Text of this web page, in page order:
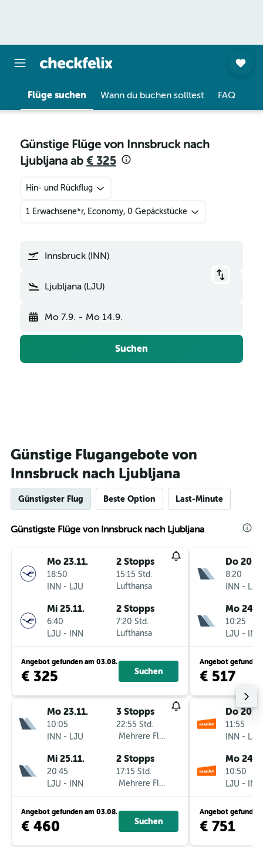
Flüge suchen Wann du buchen solltest FAQ
Günstige Flüge von Innsbruck nach
Ljubljana ab € 325
Hin- und Rückflug
1 Erwachsene*r, Economy, 0 Gepäckstücke
Innsbruck (INN)
Ljubljana (LJU)
Mo 7.9. - Mo 14.9.
Suchen
Günstige Flugangebote von
Innsbruck nach Ljubljana
Günstigster Flug Beste Option Last-Minute
Günstigste Flüge von Innsbruck nach Ljubljana
Mo 23.11.
18:50
INN - LJU
2 Stopps
15:15 Std.
Lufthansa
Mi 25.11.
6:40
LJU - INN
2 Stopps
7:20 Std.
Lufthansa
Angebot gefunden am 03.08.
€ 325 Suchen
Mo 23.11.
10:05
INN - LJU
3 Stopps
22:55 Std.
Mehrere Fluglinien
Mi 25.11.
20:45
LJU - INN
2 Stopps
17:15 Std.
Mehrere Fluglinien
Angebot gefunden am 03.08.
€ 460 Suchen
Do 20.8.
8:20
INN - LJU
Mo 24.8.
10:25
LJU - INN
Angebot gefunden
€ 517
Do 20.8.
11:55
INN - LJU
Mo 24.8.
10:50
LJU - INN
Angebot gefunden
€ 751